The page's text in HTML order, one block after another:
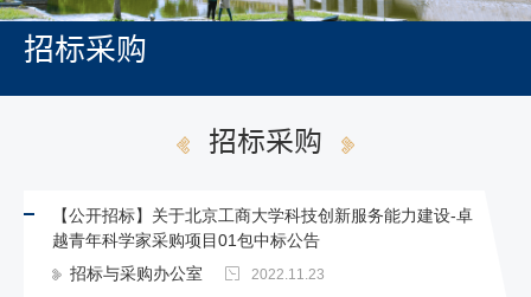
招标采购
招标采购
【公开招标】关于北京工商大学科技创新服务能力建设-卓
越青年科学家采购项目01包中标公告
招标与采购办公室
2022.11.23